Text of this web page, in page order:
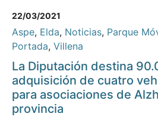
22/03/2021
Aspe, Elda, Noticias, Parque
Portada, Villena
La Diputación destina
adquisición de cuatro
para asociaciones de
provincia